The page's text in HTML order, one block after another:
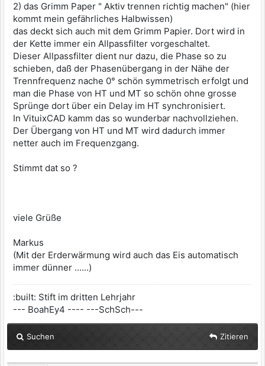
2) das Grimm Paper " Aktiv trennen richtig machen" (hier
kommt mein gefährliches Halbwissen)
das deckt sich auch mit dem Grimm Papier. Dort wird in
der Kette immer ein Allpassfilter vorgeschaltet.
Dieser Allpassfilter dient nur dazu, die Phase so zu
schieben, daß der Phasenübergang in der Nähe der
Trennfrequenz nache 0° schön symmetrisch erfolgt und
man die Phase von HT und MT so schön ohne grosse
Sprünge dort über ein Delay im HT synchronisiert.
In VituixCAD kamm das so wunderbar nachvollziehen.
Der Übergang von HT und MT wird dadurch immer
netter auch im Frequenzgang.
Stimmt dat so ?
viele Grüße
Markus
(Mit der Erderwärmung wird auch das Eis automatisch
immer dünner ......)
:built: Stift im dritten Lehrjahr
--- BoahEy4 ---- ---SchSch---
Suchen Zitieren